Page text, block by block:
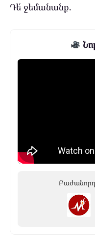
Դե՛ ջեմանանք.